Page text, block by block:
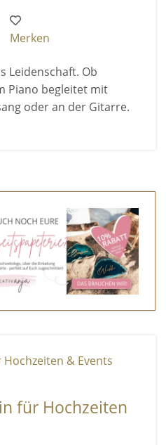
Merken
Leidenschaft. Ob
Piano begleitet mit
oder an der Gitarre.
für Hochzeiten